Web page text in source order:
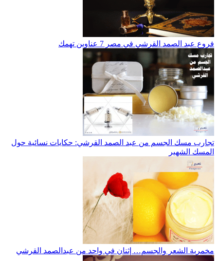
فروع عبد الصمد القرشي في مصر 7 عناوين تهمك
تجارب مسك الجسم من عبد الصمد القرشي: حكايات نسائية حول
المسك الشهير
مخمرية الشعر والجسم… إثنان في واحد من عبدالصمد القرشي